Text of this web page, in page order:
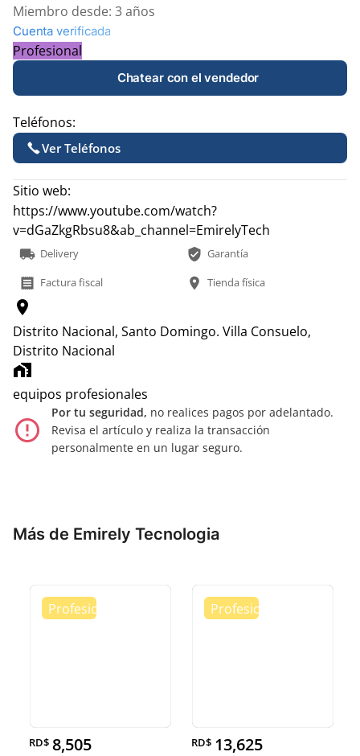
Miembro desde: 3 años
Cuenta verificada
Profesional
Chatear con el vendedor
Teléfonos:
Ver Teléfonos
Sitio web:
https://www.youtube.com/watch?
v=dGaZkgRbsu8&ab_channel=EmirelyTech
local_shipping Delivery verified_user Garantía
receipt Factura fiscal location_on Tienda física
location_on
Distrito Nacional, Santo Domingo. Villa Consuelo,
Distrito Nacional
home_work
equipos profesionales
error_outline
Por tu seguridad, no realices pagos por adelantado.
Revisa el artículo y realiza la transacción
personalmente en un lugar seguro.
Más de Emirely Tecnologia
RD$ 8,505 RD$ 13,625